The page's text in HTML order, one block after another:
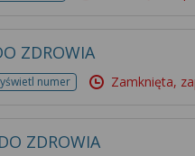
ZDROWIA
numer Zamknięta,
ZDROWIA